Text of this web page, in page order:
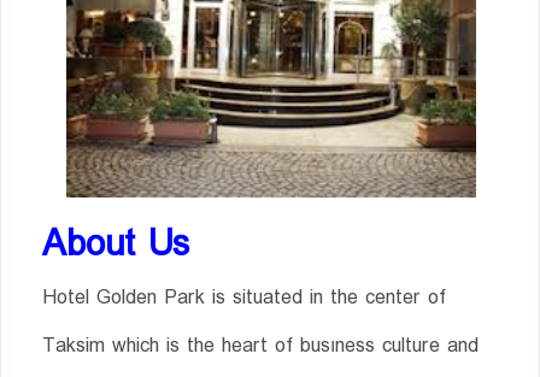
About Us
Hotel Golden Park is situated in the center of
Taksim which is the heart of busıness culture and